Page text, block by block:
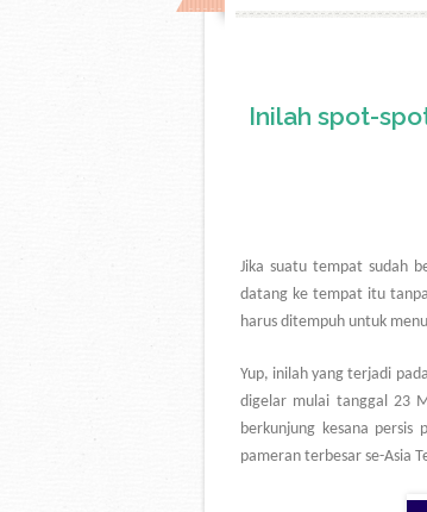
Inilah spot-
Jika suatu tempat sudah
datang ke tempat itu
harus ditempuh untuk
Yup, inilah yang terjadi
digelar mulai tanggal 23
berkunjung kesana persis
pameran terbesar se-Asia